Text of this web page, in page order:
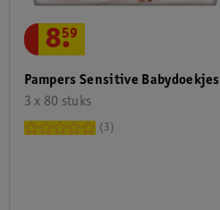
Pampers Sensitive Babydoekjes
3 x 80 stuks
8.
59
3